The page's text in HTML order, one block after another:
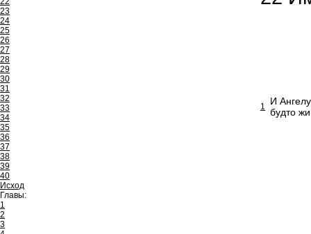
23
24
25
26
27
28
29
30
31
32
33
34
35
36
37
38
39
40
Исход
Главы:
1
2
3
1
И
будто